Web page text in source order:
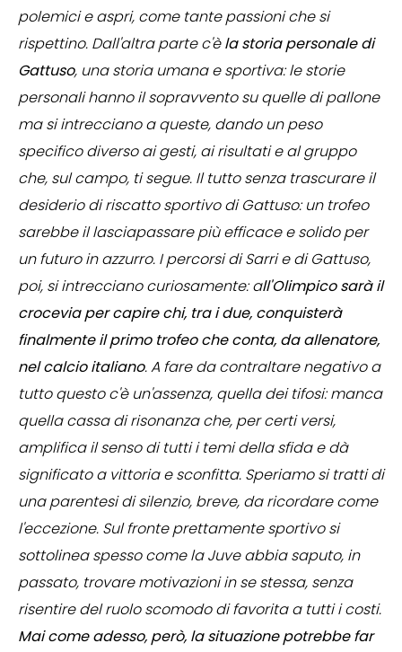
polemici e aspri, come tante passioni che si
rispettino. Dall'altra parte c'èla storia personale di
Gattuso, una storia umana e sportiva: le storie
personali hanno il sopravvento su quelle di pallone
ma si intrecciano a queste, dando un peso
specifico diverso ai gesti, ai risultati e al gruppo
che, sul campo, ti segue. Il tutto senza trascurare il
desiderio di riscatto sportivo di Gattuso: un trofeo
sarebbe il lasciapassare più efficace e solido per
un futuro in azzurro. I percorsi di Sarri e di Gattuso,
poi, si intrecciano curiosamente: all'Olimpico sarà il
crocevia per capire chi, tra i due, conquisterà
finalmente il primo trofeo che conta, da allenatore,
nel calcio italiano. A fare da contraltare negativo a
tutto questo c'è un'assenza, quella dei tifosi: manca
quella cassa di risonanza che, per certi versi,
amplifica il senso di tutti i temi della sfida e dà
significato a vittoria e sconfitta. Speriamo si tratti di
una parentesi di silenzio, breve, da ricordare come
l'eccezione. Sul fronte prettamente sportivo si
sottolinea spesso come la Juve abbia saputo, in
passato, trovare motivazioni in se stessa, senza
risentire del ruolo scomodo di favorita a tutti i costi.
Mai come adesso, però, la situazione potrebbe far